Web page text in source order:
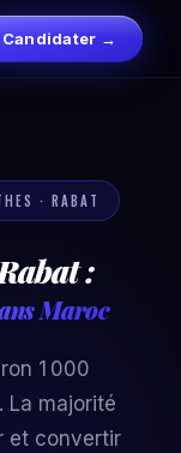
Candidater →
· RABAT
:
Maroc
1 000
La majorité
et convertir